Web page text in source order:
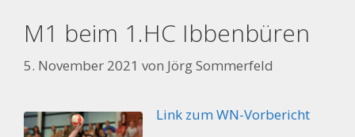
M1 beim 1.HC Ibbenbüren
5. November 2021 von Jörg Sommerfeld
Link zum WN-Vorbericht